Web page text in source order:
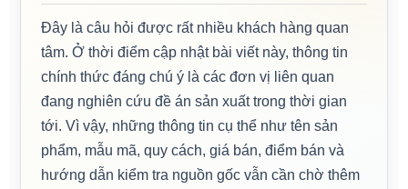
Đây là câu hỏi được rất nhiều khách hàng quan
tâm. Ở thời điểm cập nhật bài viết này, thông tin
chính thức đáng chú ý là các đơn vị liên quan
đang nghiên cứu đề án sản xuất trong thời gian
tới. Vì vậy, những thông tin cụ thể như tên sản
phẩm, mẫu mã, quy cách, giá bán, điểm bán và
hướng dẫn kiểm tra nguồn gốc vẫn cần chờ thêm